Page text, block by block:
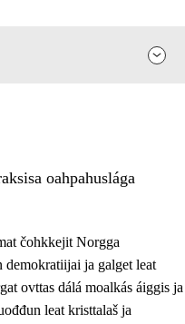
oahpahuslága
čohkkejit Norgga
ja galget leat
ovttas dálá moalkás áiggis ja
leat kristtalaš ja